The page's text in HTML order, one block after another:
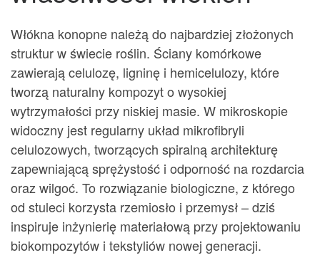
Włókna konopne należą do najbardziej złożonych
struktur w świecie roślin. Ściany komórkowe
zawierają celulozę, ligninę i hemicelulozy, które
tworzą naturalny kompozyt o wysokiej
wytrzymałości przy niskiej masie. W mikroskopie
widoczny jest regularny układ mikrofibryli
celulozowych, tworzących spiralną architekturę
zapewniającą sprężystość i odporność na rozdarcia
oraz wilgoć. To rozwiązanie biologiczne, z którego
od stuleci korzysta rzemiosło i przemysł – dziś
inspiruje inżynierię materiałową przy projektowaniu
biokompozytów i tekstyliów nowej generacji.